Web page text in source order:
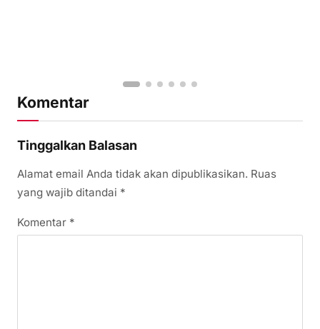
Komentar
Tinggalkan Balasan
Alamat email Anda tidak akan dipublikasikan. Ruas
yang wajib ditandai *
Komentar *